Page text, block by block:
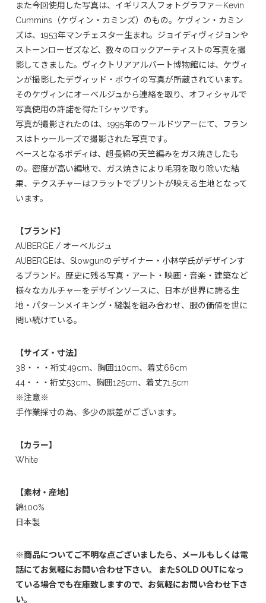
また今回使用した写真は、イギリス人フォトグラファーKevin
Cummins（ケヴィン・カミンズ）のもの。ケヴィン・カミン
ズは、1953年マンチェスター生まれ。ジョイディヴィジョンや
ストーンローゼズなど、数々のロックアーティストの写真を撮
影してきました。ヴィクトリアアルバート博物館には、ケヴィ
ンが撮影したデヴィッド・ボウイの写真が所蔵されています。
そのケヴィンにオーベルジュから連絡を取り、オフィシャルで
写真使用の許諾を得たTシャツです。
写真が撮影されたのは、1995年のワールドツアーにて、フラン
スはトゥールーズで撮影された写真です。
ベースとなるボディは、超長綿の天竺編みをガス焼きしたも
の。密度が高い編地で、ガス焼きにより毛羽を取り除いた結
果、テクスチャーはフラットでプリントが映える生地となって
います。
【ブランド】
AUBERGE / オーベルジュ
AUBERGEは、Slowgunのデザイナー・小林学氏がデザインす
るブランド。歴史に残る写真・アート・映画・音楽・建築など
様々なカルチャーをデザインソースに、日本が世界に誇る生
地・パターンメイキング・縫製を組み合わせ、服の価値を世に
問い続けている。
【サイズ・寸法】
38・・・裄丈49cm、胸囲110cm、着丈66cm
44・・・裄丈53cm、胸囲125cm、着丈71.5cm
※注意※
手作業採寸の為、多少の誤差がございます。
【カラー】
White
【素材・産地】
綿100%
日本製
※商品についてご不明な点ございましたら、メールもしくは電
話にてお気軽にお問い合わせ下さい。 またSOLD OUTになっ
ている場合でも在庫致しますので、お気軽にお問い合わせ下さ
い。